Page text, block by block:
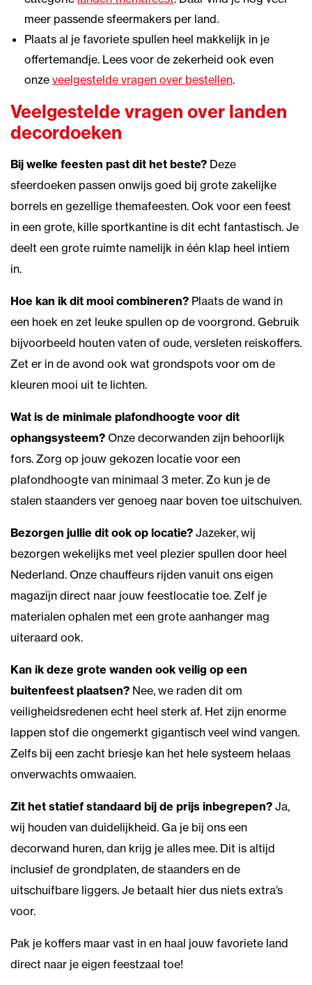
meer passende sfeermakers per land.
Plaats al je favoriete spullen heel makkelijk in je
offertemandje. Lees voor de zekerheid ook even
onze veelgestelde vragen over bestellen.
Veelgestelde vragen over landen
decordoeken
Bij welke feesten past dit het beste? Deze
sfeerdoeken passen onwijs goed bij grote zakelijke
borrels en gezellige themafeesten. Ook voor een feest
in een grote, kille sportkantine is dit echt fantastisch. Je
deelt een grote ruimte namelijk in één klap heel intiem
in.
Hoe kan ik dit mooi combineren? Plaats de wand in
een hoek en zet leuke spullen op de voorgrond. Gebruik
bijvoorbeeld houten vaten of oude, versleten reiskoffers.
Zet er in de avond ook wat grondspots voor om de
kleuren mooi uit te lichten.
Wat is de minimale plafondhoogte voor dit
ophangsysteem? Onze decorwanden zijn behoorlijk
fors. Zorg op jouw gekozen locatie voor een
plafondhoogte van minimaal 3 meter. Zo kun je de
stalen staanders ver genoeg naar boven toe uitschuiven.
Bezorgen jullie dit ook op locatie? Jazeker, wij
bezorgen wekelijks met veel plezier spullen door heel
Nederland. Onze chauffeurs rijden vanuit ons eigen
magazijn direct naar jouw feestlocatie toe. Zelf je
materialen ophalen met een grote aanhanger mag
uiteraard ook.
Kan ik deze grote wanden ook veilig op een
buitenfeest plaatsen? Nee, we raden dit om
veiligheidsredenen echt heel sterk af. Het zijn enorme
lappen stof die ongemerkt gigantisch veel wind vangen.
Zelfs bij een zacht briesje kan het hele systeem helaas
onverwachts omwaaien.
Zit het statief standaard bij de prijs inbegrepen? Ja,
wij houden van duidelijkheid. Ga je bij ons een
decorwand huren, dan krijg je alles mee. Dit is altijd
inclusief de grondplaten, de staanders en de
uitschuifbare liggers. Je betaalt hier dus niets extra’s
voor.
Pak je koffers maar vast in en haal jouw favoriete land
direct naar je eigen feestzaal toe!